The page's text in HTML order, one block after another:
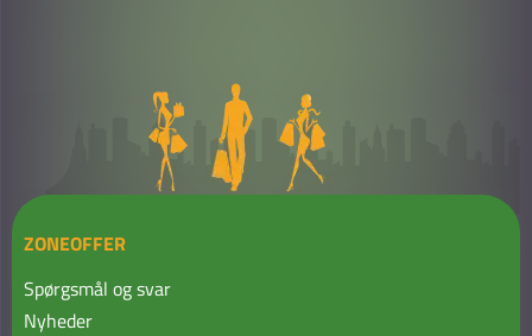
ZONEOFFER
Spørgsmål og svar
Nyheder